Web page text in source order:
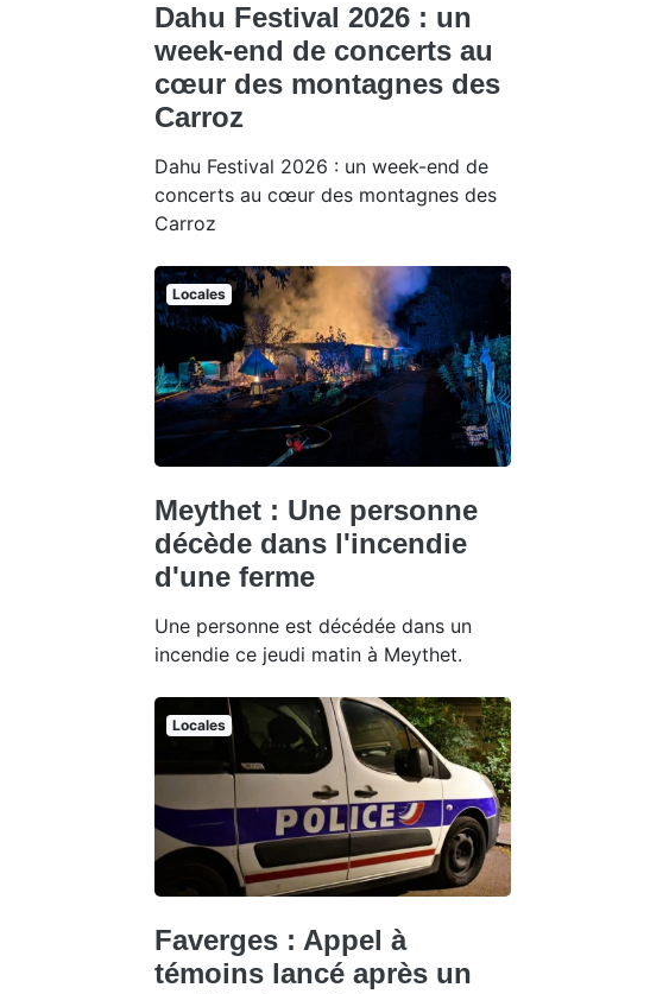
Dahu Festival 2026 : un
week-end de concerts au
cœur des montagnes des
Carroz
Dahu Festival 2026 : un week-end de
concerts au cœur des montagnes des
Carroz
Locales
Meythet : Une personne
décède dans l'incendie
d'une ferme
Une personne est décédée dans un
incendie ce jeudi matin à Meythet.
Locales
Faverges : Appel à
témoins lancé après un